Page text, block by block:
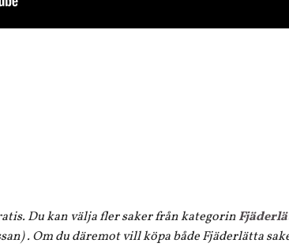
Du kan välja fler saker från kategorin
. Om du däremot vill köpa både Fjäderlätta